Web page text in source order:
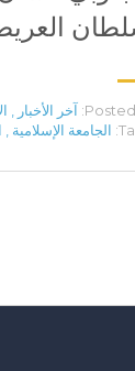
Posted آخر الأخبار
الجامعة الإسلامية